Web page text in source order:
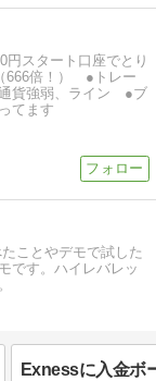
スタート口座でとり
666倍！） ●トレー
通貨強弱、ライン ●ブ
てます
ことやデモで試した
です。ハイレバレッ